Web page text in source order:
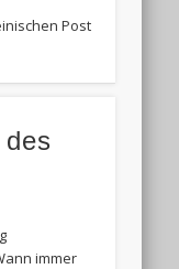
Post
immer